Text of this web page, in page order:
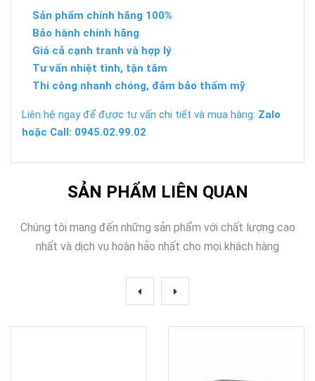
Sản phẩm chính hãng 100%
Bảo hành chính hãng
Giá cả cạnh tranh và hợp lý
Tư vấn nhiệt tình, tận tâm
Thi công nhanh chóng, đảm bảo thẩm mỹ
Liên hệ ngay để được tư vấn chi tiết và mua hàng: Zalo
hoặc Call: 0945.02.99.02
SẢN PHẨM LIÊN QUAN
Chúng tôi mang đến những sản phẩm với chất lượng cao
nhất và dịch vụ hoàn hảo nhất cho mọi khách hàng